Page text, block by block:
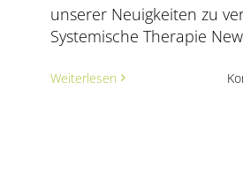
unserer Neuigkeiten zu
Systemische Therapie
Weiterlesen